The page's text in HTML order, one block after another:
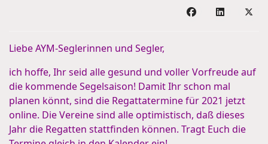
Liebe AYM-Seglerinnen und Segler,
ich hoffe, Ihr seid alle gesund und voller Vorfreude auf
die kommende Segelsaison! Damit Ihr schon mal
planen könnt, sind die Regattatermine für 2021 jetzt
online. Die Vereine sind alle optimistisch, daß dieses
Jahr die Regatten stattfinden können. Tragt Euch die